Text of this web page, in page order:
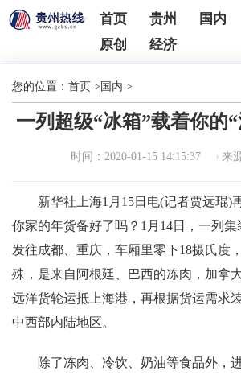
首页 贵州 国内
原创
经济
您的位置： 首页 > 国内 >
一列超级“冰箱”载着你的
时间：2020-01-15 14:15:37 来
新华社上海1月15日电(记者贾远琨)
你家的年货备好了吗？1月14日，一列集
发往成都、重庆，车厢里零下18摄氏度
殊，是来自阿根廷、巴西的冻肉，加拿
远洋货轮运抵上海港，再根据货运需求
中西部内陆地区。
除了冻肉、冷饮、奶油等食品外，